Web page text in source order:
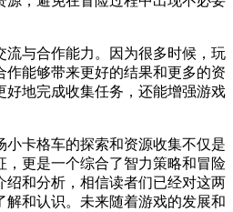
流与合作能力。因为很多时候，玩
作能够带来更好的结果和更多的资
好地完成收集任务，还能增强游戏
小卡格车的探索和资源收集不仅是
，更是一个综合了智力策略和冒险
绍和分析，相信读者们已经对这两
解和认识。未来随着游戏的发展和